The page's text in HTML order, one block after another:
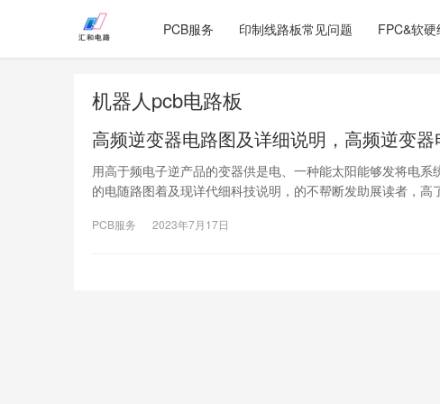
PCB服务 印制线路板常见问题 FPC&软硬
机器人pcb电路板
高频逆变器电路图及详细说明，高频逆变
用高于频电子逆产品的变器供是电、一种能太阳能够发将电
的电随路图着及现详代细科技说明，的不帮断发助展读者，
PCB服务 2023年7月17日